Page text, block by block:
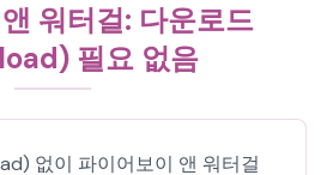
워터걸: 다운로드
필요 없음
없이 파이어보이 앤 워터걸